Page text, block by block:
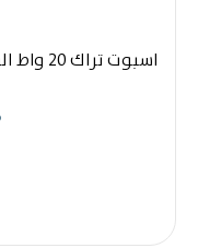
اسبوت تراك 20